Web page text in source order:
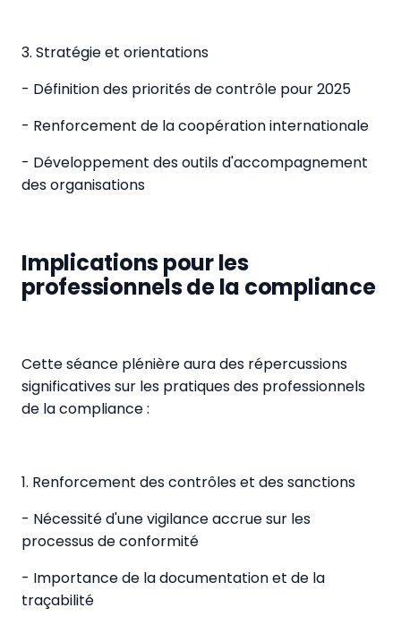
3. Stratégie et orientations
- Définition des priorités de contrôle pour 2025
- Renforcement de la coopération internationale
- Développement des outils d'accompagnement
des organisations
Implications pour les
professionnels de la compliance
Cette séance plénière aura des répercussions
significatives sur les pratiques des professionnels
de la compliance :
1. Renforcement des contrôles et des sanctions
- Nécessité d'une vigilance accrue sur les
processus de conformité
- Importance de la documentation et de la
traçabilité